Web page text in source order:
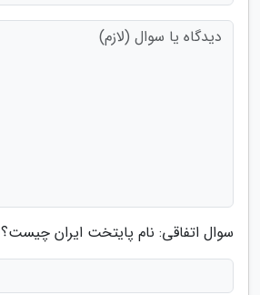
سوال اتفاقی: نام پایتخت ایران چیست؟